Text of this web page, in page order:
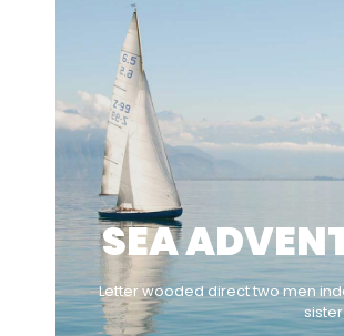
SEA
Letter wooded direct two men